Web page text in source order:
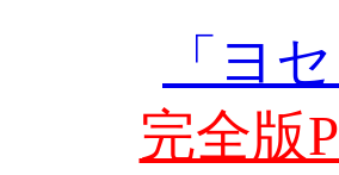
「ヨ
完全版